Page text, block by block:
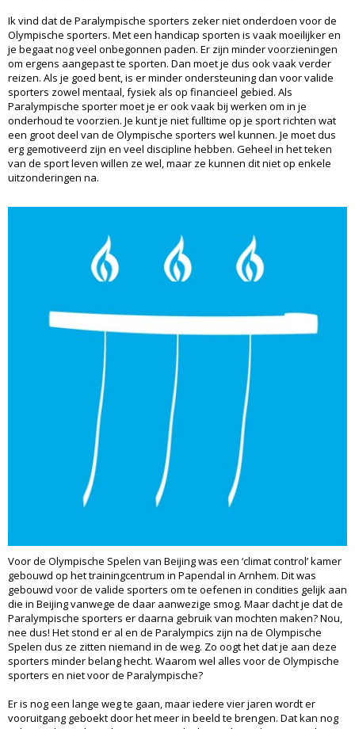
Ik vind dat de Paralympische sporters zeker niet onderdoen voor de
Olympische sporters. Met een handicap sporten is vaak moeilijker en
je begaat nog veel onbegonnen paden. Er zijn minder voorzieningen
om ergens aangepast te sporten. Dan moet je dus ook vaak verder
reizen. Als je goed bent, is er minder ondersteuning dan voor valide
sporters zowel mentaal, fysiek als op financieel gebied. Als
Paralympische sporter moet je er ook vaak bij werken om in je
onderhoud te voorzien. Je kunt je niet fulltime op je sport richten wat
een groot deel van de Olympische sporters wel kunnen. Je moet dus
erg gemotiveerd zijn en veel discipline hebben. Geheel in het teken
van de sport leven willen ze wel, maar ze kunnen dit niet op enkele
uitzonderingen na.
Voor de Olympische Spelen van Beijing was een ‘climat control’ kamer
gebouwd op het trainingcentrum in Papendal in Arnhem. Dit was
gebouwd voor de valide sporters om te oefenen in condities gelijk aan
die in Beijing vanwege de daar aanwezige smog. Maar dacht je dat de
Paralympische sporters er daarna gebruik van mochten maken? Nou,
nee dus! Het stond er al en de Paralympics zijn na de Olympische
Spelen dus ze zitten niemand in de weg. Zo oogt het dat je aan deze
sporters minder belang hecht. Waarom wel alles voor de Olympische
sporters en niet voor de Paralympische?
Er is nog een lange weg te gaan, maar iedere vier jaren wordt er
vooruitgang geboekt door het meer in beeld te brengen. Dat kan nog